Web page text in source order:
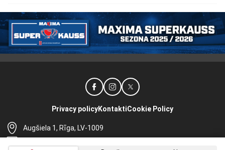
Augšiela 1, Rīga, LV-1009
Privacy policyKontaktiCookie Policy